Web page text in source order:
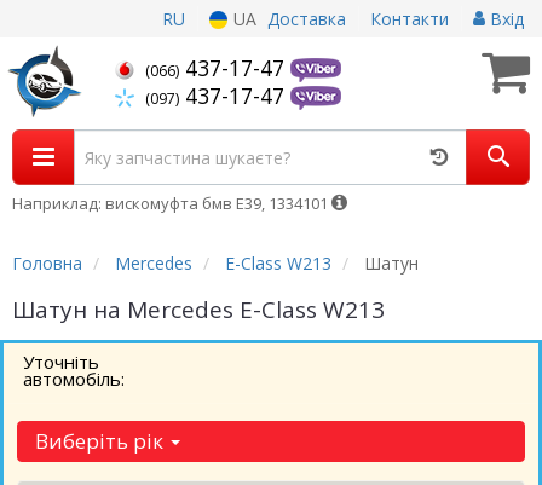
RU UA Доставка Контакти Вхід
(066) 437-17-47
(097) 437-17-47
Наприклад: вискомуфта бмв Е39, 1334101
Головна Mercedes E-Class W213 Шатун
Шатун на Mercedes E-Class W213
Уточніть
автомобіль:
Виберіть рік